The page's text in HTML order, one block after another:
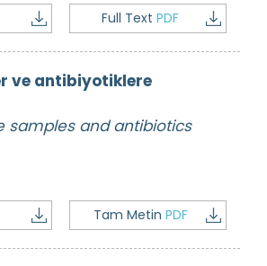
Full Text PDF
ve antibiyotiklere
samples and antibiotics
Tam Metin PDF